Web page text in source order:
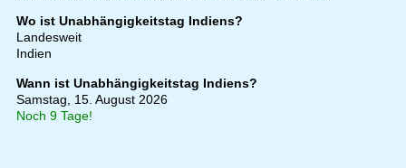
Wo ist Unabhängigkeitstag Indiens?
Landesweit
Indien
Wann ist Unabhängigkeitstag Indiens?
Samstag, 15. August 2026
Noch 9 Tage!